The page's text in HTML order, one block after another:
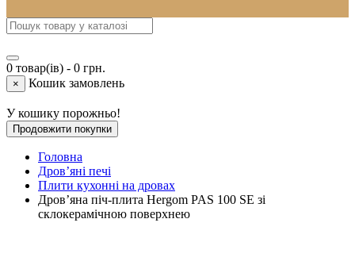
0 товар(ів) - 0 грн.
× Кошик замовлень
У кошику порожньо!
Продовжити покупки
Головна
Дров’яні печі
Плити кухонні на дровах
Дров’яна піч-плита Hergom PAS 100 SE зі
склокерамічною поверхнею